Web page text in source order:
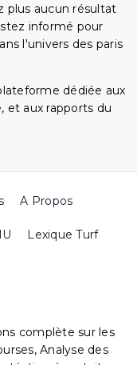
plus aucun résultat
informé pour
l'univers des paris
dédiée aux
et aux rapports du
A Propos
Lexique Turf
complète sur les
Analyse des